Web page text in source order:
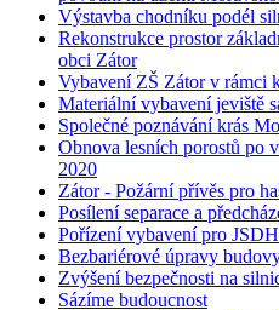
Výstavba chodníku podél
Rekonstrukce prostor
obci Zátor
Vybavení ZŠ Zátor v rámci
Materiální vybavení jeviště
Společné poznávání krás
Obnova lesních porostů po
2020
Zátor - Požární přívěs pro
Posílení separace a
Pořízení vybavení pro
Bezbariérové úpravy
Zvýšení bezpečnosti na
Sázíme budoucnost